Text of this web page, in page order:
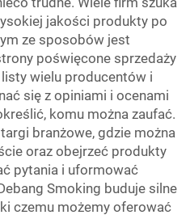
jakości produkty po
ze sposobów jest
poświęcone sprzedaży
wielu producentów i
się z opiniami i ocenami
komu można zaufać.
branżowe, gdzie można
oraz obejrzeć produkty
pytania i uformować
Smoking buduje silne
czemu możemy oferować